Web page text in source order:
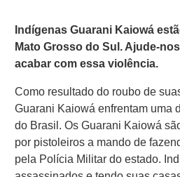
Indígenas Guarani Kaiowá
Mato Grosso do Sul. Ajude-
acabar com essa violência.
Como resultado do roubo de
Guarani Kaiowá enfrentam uma
do Brasil. Os Guarani Kaiowá
por pistoleiros a mando de
pela Polícia Militar do estado.